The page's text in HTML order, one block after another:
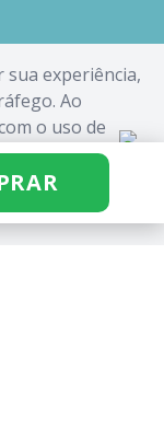
experiência,
Ao
o uso de
Cookies.